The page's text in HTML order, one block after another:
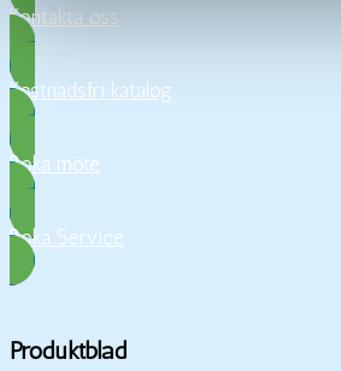
Kontakta oss
Kostnadsfri katalog
Boka möte
Boka Service
Produktblad